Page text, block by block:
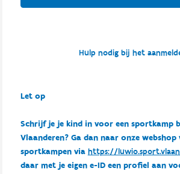
Hulp nodig bij het
Let op
Schrijf je je kind in voor een sportkamp
Vlaanderen? Ga dan naar onze webshop
sportkampen via https://
daar met je eigen e-ID een profiel aan